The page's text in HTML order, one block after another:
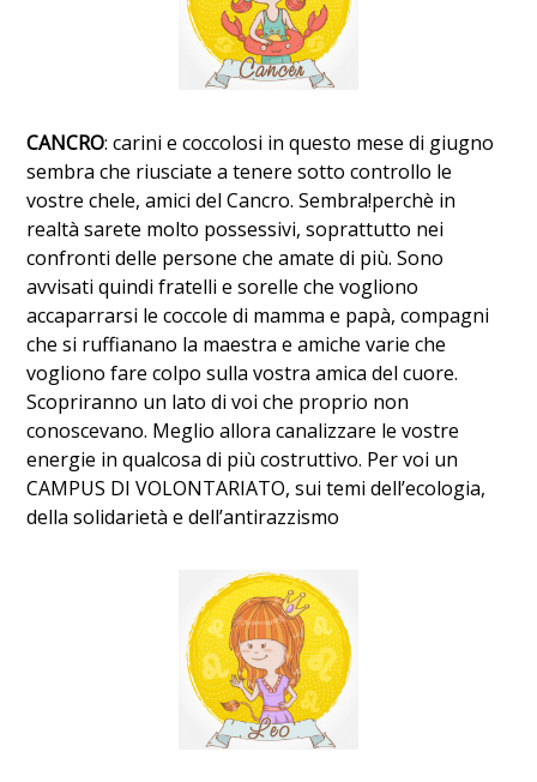
CANCRO: carini e coccolosi in questo mese di giugno
sembra che riusciate a tenere sotto controllo le
vostre chele, amici del Cancro. Sembra!perchè in
realtà sarete molto possessivi, soprattutto nei
confronti delle persone che amate di più. Sono
avvisati quindi fratelli e sorelle che vogliono
accaparrarsi le coccole di mamma e papà, compagni
che si ruffianano la maestra e amiche varie che
vogliono fare colpo sulla vostra amica del cuore.
Scopriranno un lato di voi che proprio non
conoscevano. Meglio allora canalizzare le vostre
energie in qualcosa di più costruttivo. Per voi un
CAMPUS DI VOLONTARIATO, sui temi dell’ecologia,
della solidarietà e dell’antirazzismo